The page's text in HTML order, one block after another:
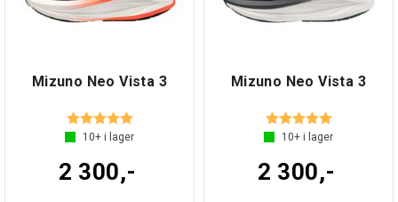
Mizuno Neo Vista 3
Betyg: 5.0 utav 5 stjärnor
10+ i lager
2 300,-
Mizuno Neo Vista 3
Betyg: 5.0 utav 5
10+ i lager
2 300,-